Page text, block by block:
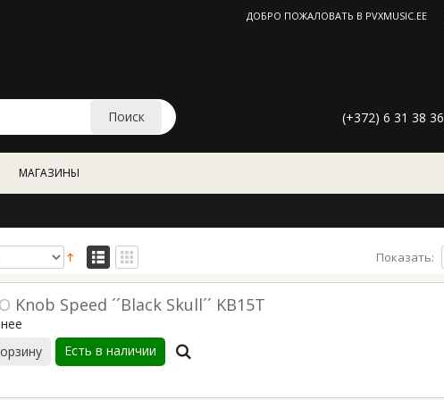
ДОБРО ПОЖАЛОВАТЬ В PVXMUSIC.EE
(+372) 6 31 38 36
Поиск
МАГАЗИНЫ
Показать:
Knob Speed ´´Black Skull´´ KB15T
Есть в наличии